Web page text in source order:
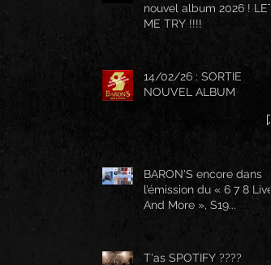
nouvel album 2026 ! LET
ME TRY !!!!
14/02/26 : SORTIE
NOUVEL ALBUM
BARON'S encore dans
l’émission du « 6 7 8 Live
And More », S19...
T'as SPOTIFY ????